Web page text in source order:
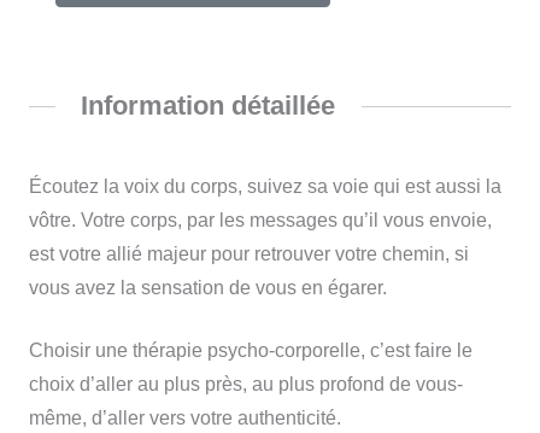
Information détaillée
Écoutez la voix du corps, suivez sa voie qui est aussi la
vôtre. Votre corps, par les messages qu’il vous envoie,
est votre allié majeur pour retrouver votre chemin, si
vous avez la sensation de vous en égarer.
Choisir une thérapie psycho-corporelle, c’est faire le
choix d’aller au plus près, au plus profond de vous-
même, d’aller vers votre authenticité.